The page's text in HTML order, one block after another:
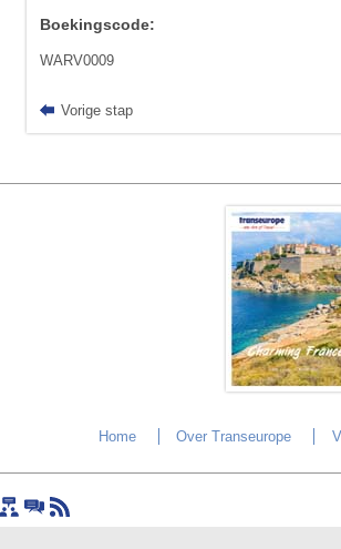
Boekingscode:
WARV0009
Vorige stap
Home Over Transeurope